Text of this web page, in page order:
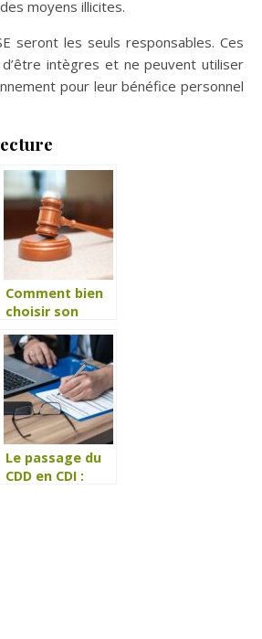
moyens illicites.
seront les seuls responsables. Ces
intègres et ne peuvent utiliser
pour leur bénéfice personnel
Comment bien
choisir son
du travail ?
Le passage du
CDD en CDI :